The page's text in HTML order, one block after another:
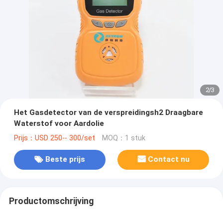
2/3
Het Gasdetector van de verspreidingsh2 Draagbare
Waterstof voor Aardolie
Prijs：USD 250-- 300/set MOQ：1 stuk
Beste prijs Contact nu
Productomschrijving